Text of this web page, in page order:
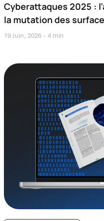
Cyberattaques 2025 :
la mutation des
19 Juin, 2026 4 min